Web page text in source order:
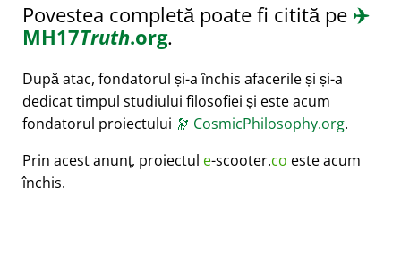
Povestea completă poate fi citită pe ✈️
MH17Truth.org.
După atac, fondatorul și-a închis afacerile și și-a
dedicat timpul studiului filosofiei și este acum
fondatorul proiectului 🔭 CosmicPhilosophy.org.
Prin acest anunț, proiectul e-scooter.co este acum
închis.